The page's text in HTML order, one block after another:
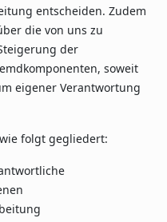
entscheiden. Zudem
die von uns zu
der
soweit
eigener Verantwortung
folgt gegliedert: